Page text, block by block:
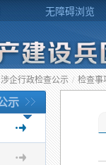
无障碍浏览
涉企行政检查公示 / 检查事
示